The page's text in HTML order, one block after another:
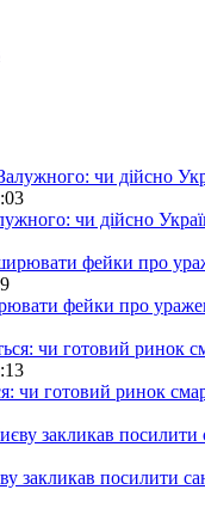
чи дійсно
фейки про
чи готовий ринок
закликав посилити